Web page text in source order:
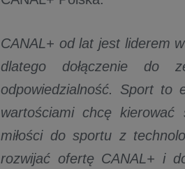
CANAL+ od lat jest liderem
dlatego dołączenie do
odpowiedzialność. Sport to
wartościami chcę
miłości do sportu z
rozwijać ofertę CANAL+ i